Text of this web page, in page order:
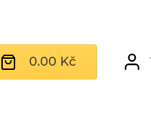
0.00 Kč